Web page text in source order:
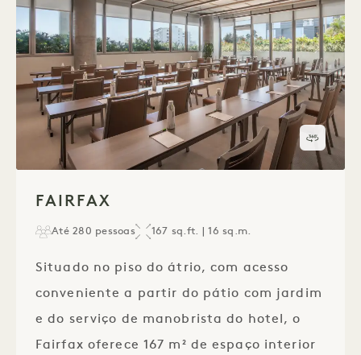
Visita
FAIRFAX
Até 280 pessoas 167 sq.ft. | 16 sq.m.
Situado no piso do átrio, com acesso
conveniente a partir do pátio com jardim
e do serviço de manobrista do hotel, o
Fairfax oferece 167 m² de espaço interior